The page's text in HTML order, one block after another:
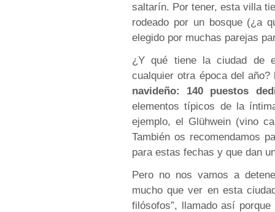
saltarín. Por tener, esta villa
rodeado por un bosque (¿a
elegido por muchas parejas
¿Y qué tiene la ciudad de
cualquier otra época del año?
navideño: 140 puestos
elementos típicos de la
ejemplo, el Glühwein (vino
También os recomendamos
para estas fechas y que dan
Pero no nos vamos a
mucho que ver en esta
filósofos”, llamado así